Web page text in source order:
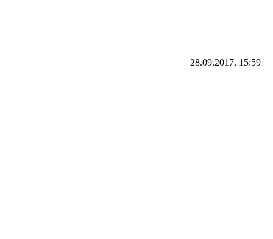
28.09.2017, 15:59